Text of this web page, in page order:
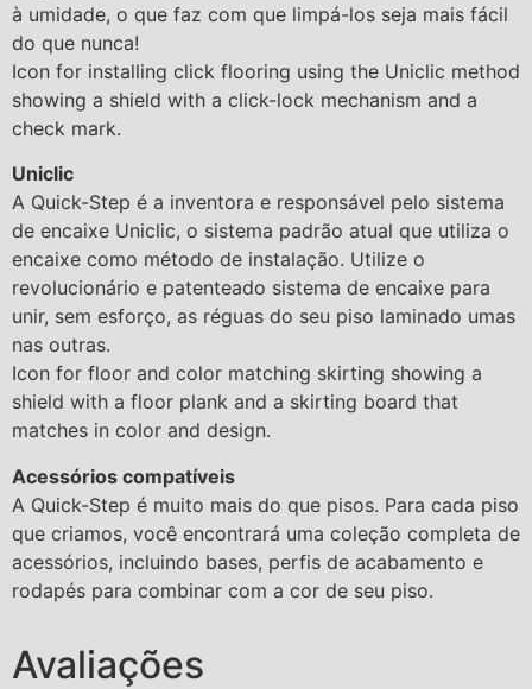
à umidade, o que faz com que limpá-los seja mais fácil
do que nunca!
Icon for installing click flooring using the Uniclic method
showing a shield with a click-lock mechanism and a
check mark.
Uniclic
A Quick-Step é a inventora e responsável pelo sistema
de encaixe Uniclic, o sistema padrão atual que utiliza o
encaixe como método de instalação. Utilize o
revolucionário e patenteado sistema de encaixe para
unir, sem esforço, as réguas do seu piso laminado umas
nas outras.
Icon for floor and color matching skirting showing a
shield with a floor plank and a skirting board that
matches in color and design.
Acessórios compatíveis
A Quick-Step é muito mais do que pisos. Para cada piso
que criamos, você encontrará uma coleção completa de
acessórios, incluindo bases, perfis de acabamento e
rodapés para combinar com a cor de seu piso.
Avaliações